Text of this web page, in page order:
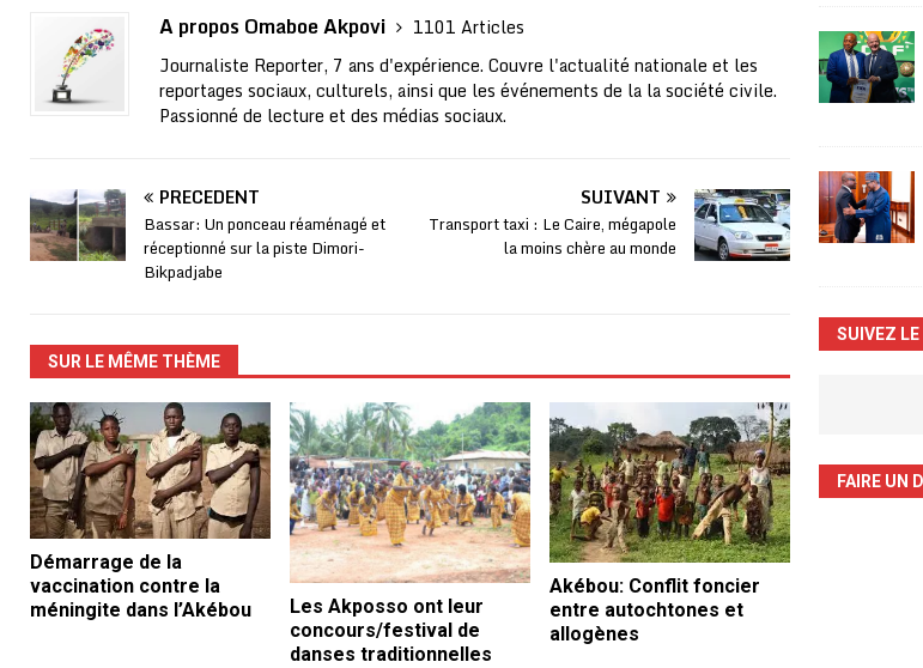
A propos Omaboe Akpovi
1101 Articles
Journaliste Reporter, 7 ans d'expérience. Couvre l'actualité nationale et les
reportages sociaux, culturels, ainsi que les événements de la la société civile.
Passionné de lecture et des médias sociaux.
PRÉCÉDENT
Bassar: Un ponceau réaménagé et
réceptionné sur la piste Dimori-
Bikpadjabe
SUIVANT
Transport taxi : Le Caire, mégapole
la moins chère au monde
SUR LE MÊME THÈME
Démarrage de la
vaccination contre la
méningite dans l’Akébou
Les Akposso ont leur
concours/festival de
danses traditionnelles
Akébou: Conflit foncier
entre autochtones et
allogènes
SUIVEZ
FAIRE UN